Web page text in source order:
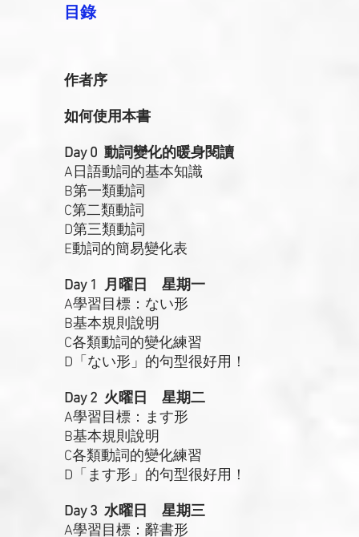
目錄
作者序
如何使用本書
Day 0 動詞變化的暖身閱讀
A日語動詞的基本知識
B第一類動詞
C第二類動詞
D第三類動詞
E動詞的簡易變化表
Day 1 月曜日 星期一
A學習目標：ない形
B基本規則說明
C各類動詞的變化練習
D「ない形」的句型很好用！
Day 2 火曜日 星期二
A學習目標：ます形
B基本規則說明
C各類動詞的變化練習
D「ます形」的句型很好用！
Day 3 水曜日 星期三
A學習目標：辭書形